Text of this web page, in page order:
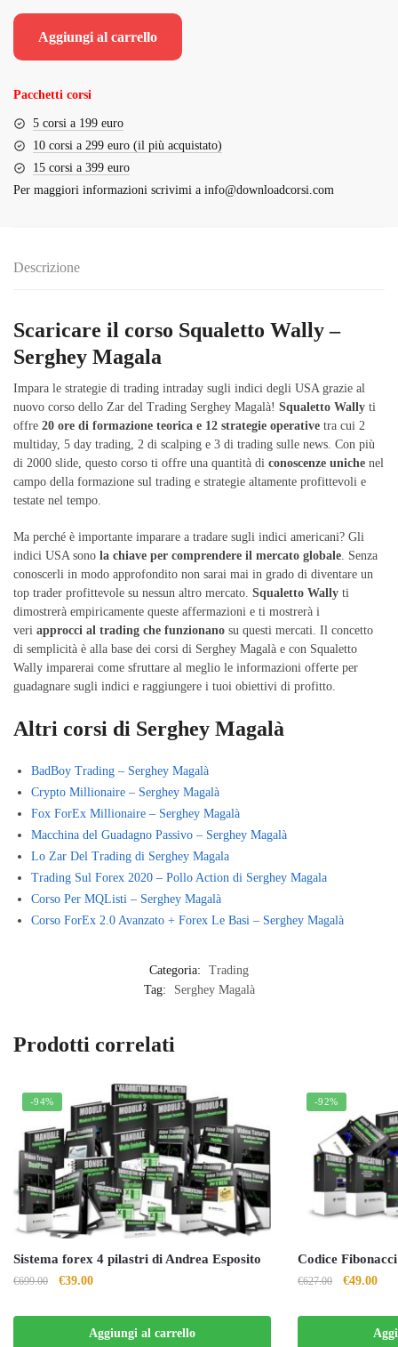
originale attuale
Aggiungi al carrello
Pacchetti corsi
5 corsi a 199 euro
10 corsi a 299 euro (il più acquistato)
15 corsi a 399 euro
Per maggiori informazioni scrivimi a info@downloadcorsi.com
Descrizione
Scaricare il corso Squaletto Wally –
Serghey Magala
Impara le strategie di trading intraday sugli indici degli USA grazie al
nuovo corso dello Zar del Trading Serghey Magalà! Squaletto Wally ti
offre 20 ore di formazione teorica e 12 strategie operative tra cui 2
multiday, 5 day trading, 2 di scalping e 3 di trading sulle news. Con più
di 2000 slide, questo corso ti offre una quantità di conoscenze uniche nel
campo della formazione sul trading e strategie altamente profittevoli e
testate nel tempo.
Ma perché è importante imparare a tradare sugli indici americani? Gli
indici USA sono la chiave per comprendere il mercato globale. Senza
conoscerli in modo approfondito non sarai mai in grado di diventare un
top trader profittevole su nessun altro mercato. Squaletto Wally ti
dimostrerà empiricamente queste affermazioni e ti mostrerà i
veri approcci al trading che funzionano su questi mercati. Il concetto
di semplicità è alla base dei corsi di Serghey Magalà e con Squaletto
Wally imparerai come sfruttare al meglio le informazioni offerte per
guadagnare sugli indici e raggiungere i tuoi obiettivi di profitto.
Altri corsi di Serghey Magalà
BadBoy Trading – Serghey Magalà
Crypto Millionaire – Serghey Magalà
Fox ForEx Millionaire – Serghey Magalà
Macchina del Guadagno Passivo – Serghey Magalà
Lo Zar Del Trading di Serghey Magala
Trading Sul Forex 2020 – Pollo Action di Serghey Magala
Corso Per MQListi – Serghey Magalà
Corso ForEx 2.0 Avanzato + Forex Le Basi – Serghey Magalà
Categoria:
Trading
Tag:
Serghey Magalà
Prodotti correlati
-94%
Sistema forex 4 pilastri di Andrea Esposito
€699.00
Il
originale
€39.00Il
attuale
è:
Aggiungi al carrello
-92%
Codice
€627.00
Il
originale
€49.00Il
è: